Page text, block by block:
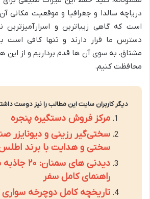
دریاچه سالدا و جغرافیا و موقعیت مکانی
است که گاهی زیباترین و
دسترس ما قرار دارند و تنها کافی است
مشتاق، به سوی آن ها قدم برداریم و از این
محافظت کنیم.
دیگر کاربران سایت این مطالب را نیز دوست
مرکز فروش دستگیره پنجره
سختی‌گیر رزینی و دیونایزر
سختی و هدایت با برند
دیدنی های
راهنمای کامل سفر
تاریخچه کامل دوچرخه